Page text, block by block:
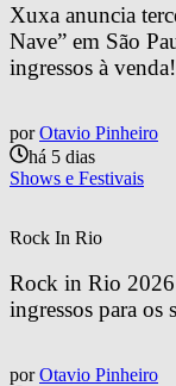
Xuxa anuncia
Nave” em São
ingressos à venda!
por Otavio Pinheiro
há 5 dias
Shows e Festivais
Rock In Rio
Rock in Rio 2026
ingressos para os
por Otavio Pinheiro